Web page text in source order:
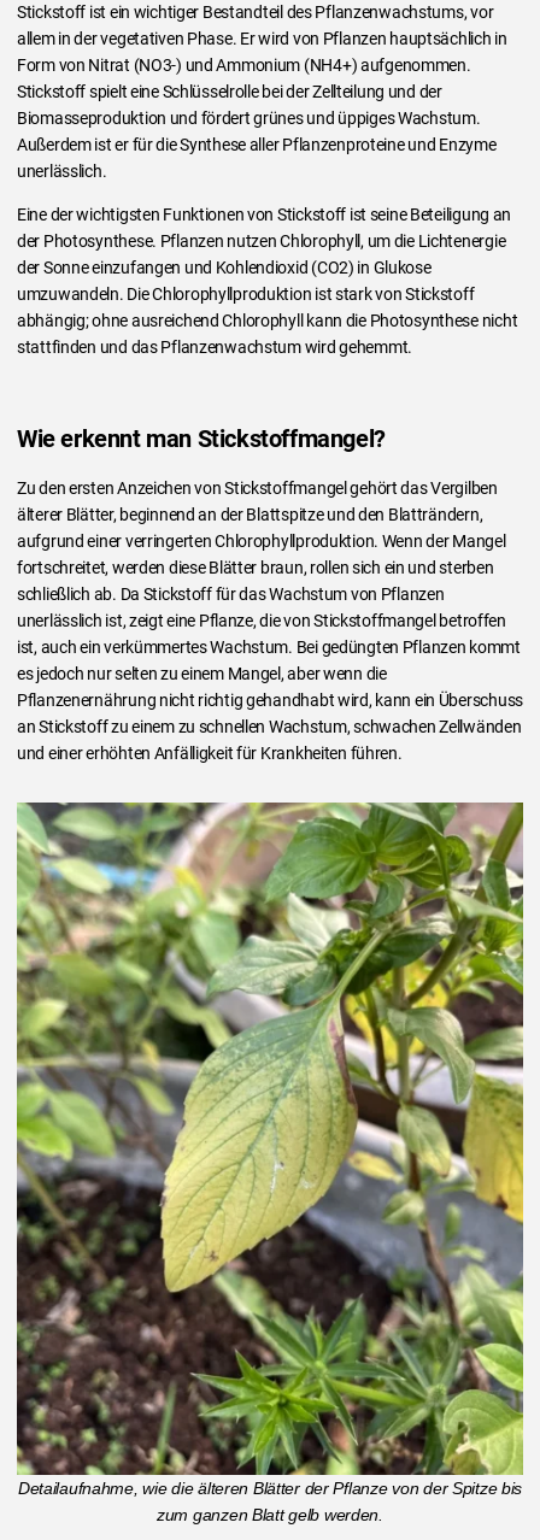
Stickstoff ist ein wichtiger Bestandteil des Pflanzenwachstums, vor
allem in der vegetativen Phase. Er wird von Pflanzen hauptsächlich in
Form von Nitrat (NO3-) und Ammonium (NH4+) aufgenommen.
Stickstoff spielt eine Schlüsselrolle bei der Zellteilung und der
Biomasseproduktion und fördert grünes und üppiges Wachstum.
Außerdem ist er für die Synthese aller Pflanzenproteine und Enzyme
unerlässlich.
Eine der wichtigsten Funktionen von Stickstoff ist seine Beteiligung an
der Photosynthese. Pflanzen nutzen Chlorophyll, um die Lichtenergie
der Sonne einzufangen und Kohlendioxid (CO2) in Glukose
umzuwandeln. Die Chlorophyllproduktion ist stark von Stickstoff
abhängig; ohne ausreichend Chlorophyll kann die Photosynthese nicht
stattfinden und das Pflanzenwachstum wird gehemmt.
Wie erkennt man Stickstoffmangel?
Zu den ersten Anzeichen von Stickstoffmangel gehört das Vergilben
älterer Blätter, beginnend an der Blattspitze und den Blatträndern,
aufgrund einer verringerten Chlorophyllproduktion. Wenn der Mangel
fortschreitet, werden diese Blätter braun, rollen sich ein und sterben
schließlich ab. Da Stickstoff für das Wachstum von Pflanzen
unerlässlich ist, zeigt eine Pflanze, die von Stickstoffmangel betroffen
ist, auch ein verkümmertes Wachstum. Bei gedüngten Pflanzen kommt
es jedoch nur selten zu einem Mangel, aber wenn die
Pflanzenernährung nicht richtig gehandhabt wird, kann ein Überschuss
an Stickstoff zu einem zu schnellen Wachstum, schwachen Zellwänden
und einer erhöhten Anfälligkeit für Krankheiten führen.
Detailaufnahme, wie die älteren Blätter der Pflanze von der Spitze bis
zum ganzen Blatt gelb werden.